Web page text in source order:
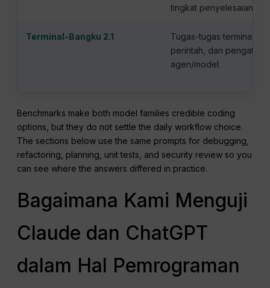
tingkat penyelesaian.
Terminal-Bangku 2.1
Tugas-tugas terminal,
perintah, dan
agen/model.
Benchmarks make both model families credible coding
options, but they do not settle the daily workflow choice.
The sections below use the same prompts for debugging,
refactoring, planning, unit tests, and security review so you
can see where the answers differed in practice.
Bagaimana Kami Menguji
Claude dan ChatGPT
dalam Hal Pemrograman